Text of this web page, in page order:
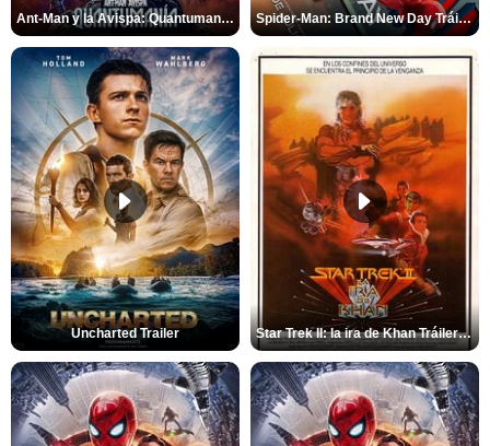
Ant-Man y la Avispa: Quantumanía Tráiler (2) Spider-Man: Brand New Day Tráiler (3)
Uncharted Trailer Star Trek II: la ira de Khan Tráiler VO